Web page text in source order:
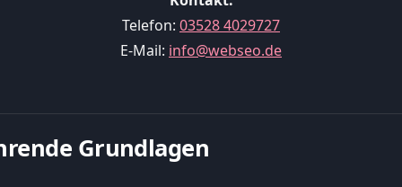
Telefon: 03528 4029727
E-Mail: info@webseo.de
Grundlagen